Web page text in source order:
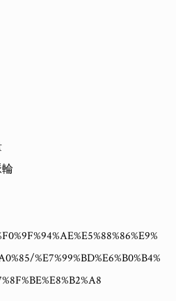
%E7%99%BD%E6%B0%B4%